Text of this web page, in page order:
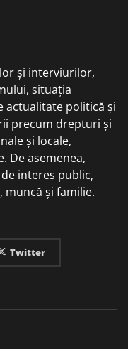
și interviurilor,
situația
actualitate politică și
precum drepturi și
și locale,
De asemenea,
interes public,
muncă și familie.
Twitter